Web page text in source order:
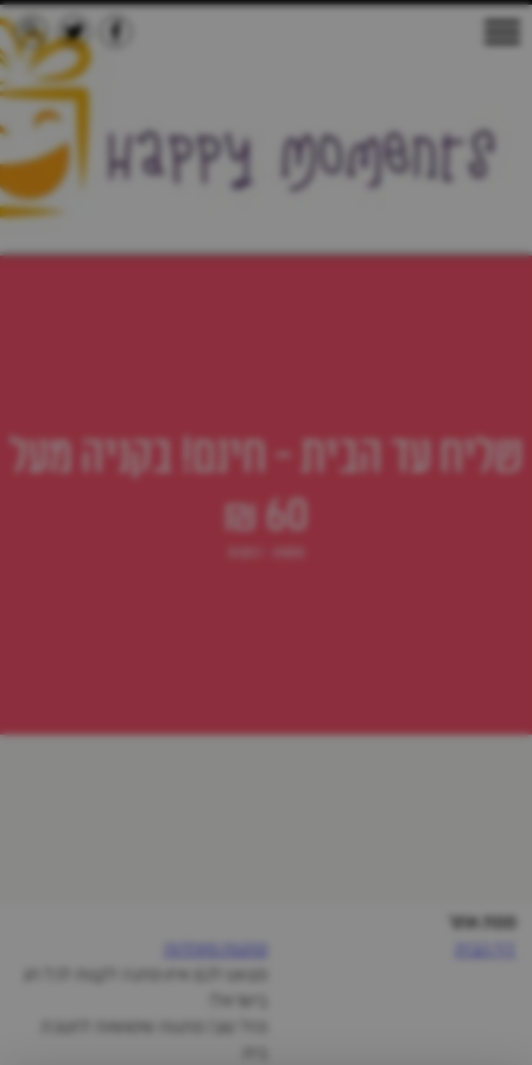
שליח עד הבית - חינם! בקניה מעל
60 ₪
מפת אתר
דף הבית
מתנות מיוחדות
מצאנו לכם איזו מתנה לקנות לכל חג
בישראל!
מזל טוב! מתנות שימושיות לחנוכת